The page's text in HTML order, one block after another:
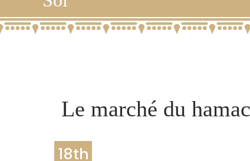
Le marché du
18th